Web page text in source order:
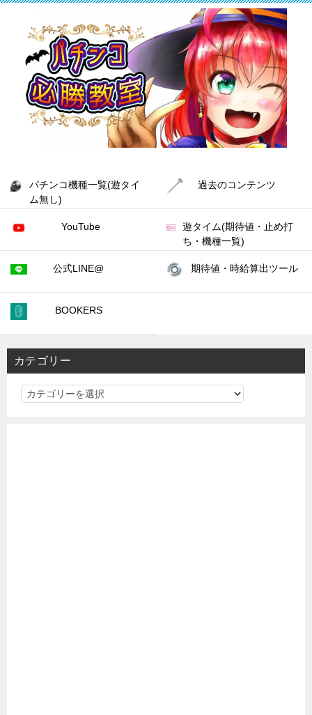
パチンコ機種一覧(遊タイ
ム無し)
過去のコンテンツ
YouTube
遊タイム(期待値・止め打
ち・機種一覧)
公式LINE@ 期待値・時給算出ツール
BOOKERS
カテゴリー
カ